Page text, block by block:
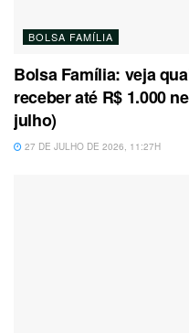
BOLSA FAMÍLIA
Bolsa Família: veja
receber até R$ 1.000
julho)
27 DE JULHO DE 2026, 11:27H